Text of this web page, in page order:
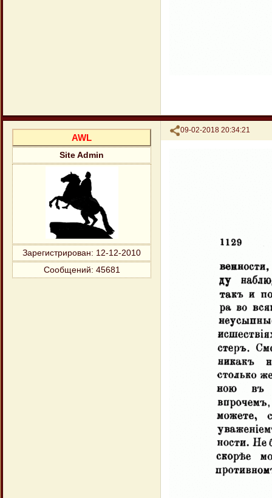
Поделиться
09-02-2018 20:34:21
AWL
Site Admin
Зарегистрирован: 12-12-2010
Сообщений: 45681